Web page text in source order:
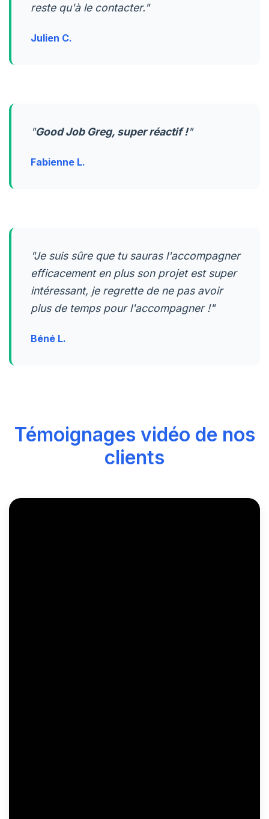
reste qu'à le contacter."
Julien C.
"Good Job Greg, super réactif !"
Fabienne L.
"Je suis sûre que tu sauras l'accompagner
efficacement en plus son projet est super
intéressant, je regrette de ne pas avoir
plus de temps pour l'accompagner !"
Béné L.
Témoignages vidéo de nos
clients